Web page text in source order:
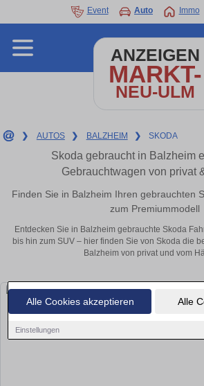
Alle Cookies akzeptieren Alle
Einstellungen
Event Auto Immo
ANZEIGEN
MARKT-
NEU-ULM
❯ AUTOS ❯ BALZHEIM ❯ SKODA
Skoda gebraucht in Balzheim
Gebrauchtwagen von privat
Finden Sie in Balzheim Ihren gebrauchten
zum Premiummodell
Entdecken Sie in Balzheim gebrauchte Skoda
bis hin zum SUV – hier finden Sie von Skoda die
Balzheim von privat und vom